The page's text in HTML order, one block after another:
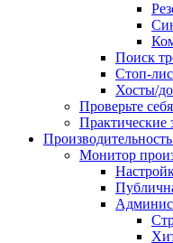
Поиск
Стоп-
Хосты/
Проверьте себя
Практические
Монитор